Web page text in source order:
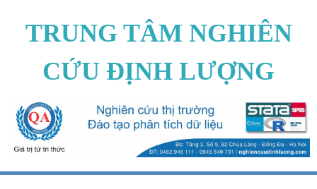
TRUNG TÂM NGHIÊN
CỨU ĐỊNH LƯỢNG